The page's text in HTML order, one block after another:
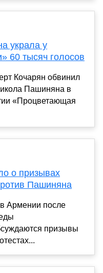
украла у
60 тысяч голосов
Кочарян обвинил
Пашиняна в
«Процветающая
о призывах
Пашиняна
Армении после
призывы